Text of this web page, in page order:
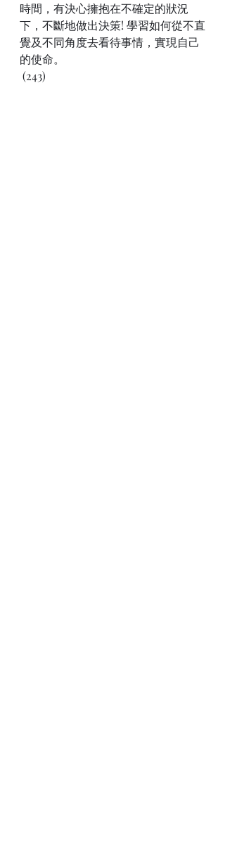
時間，有決心擁抱在不確定的狀況
下，不斷地做出決策! 學習如何從不直
覺及不同角度去看待事情，實現自己
的使命。
(243)